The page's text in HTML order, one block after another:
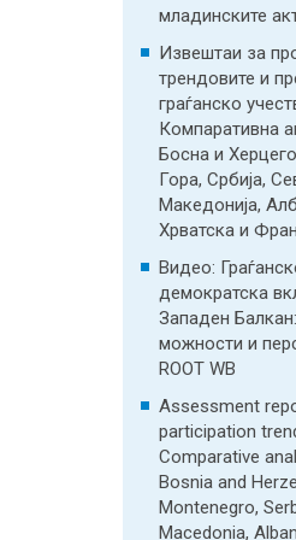
младинските
Извештаи за
трендовите и
граѓанско
Компаративна
Босна и
Гора, Србија,
Македонија,
Хрватска и
Видео:
демократска
Западен
можности и
ROOT WB
Assessment
participation
Comparative
Bosnia and
Montenegro,
Macedonia,